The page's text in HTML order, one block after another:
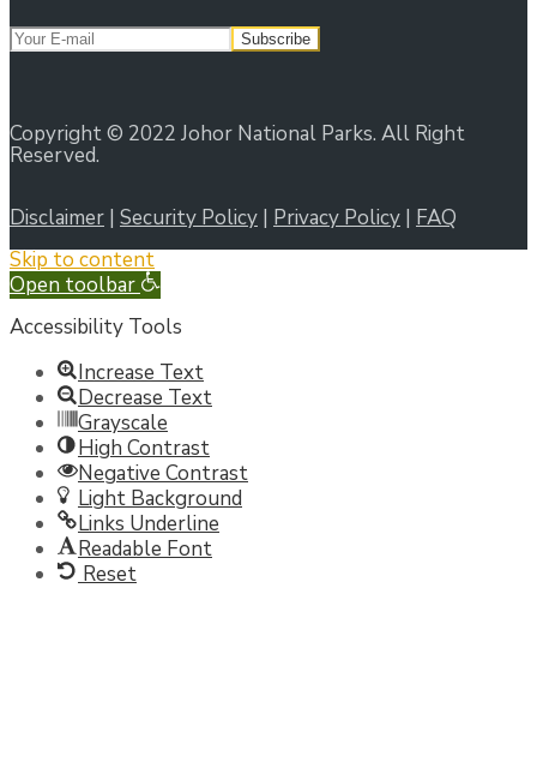
Copyright © 2022 Johor National Parks. All Right
Reserved.
Disclaimer | Security Policy | Privacy Policy | FAQ
Skip to content
Open toolbar
Accessibility Tools
Increase Text
Decrease Text
Grayscale
High Contrast
Negative Contrast
Light Background
Links Underline
Readable Font
Reset